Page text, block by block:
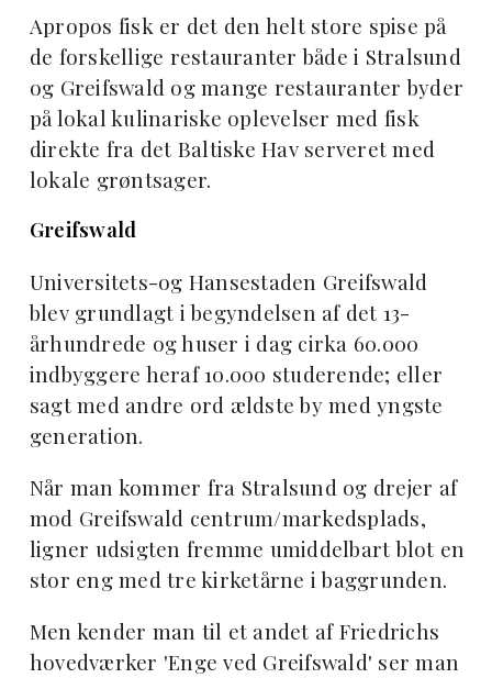
Apropos fisk er det den helt store spise på
de forskellige restauranter både i Stralsund
og Greifswald og mange restauranter byder
på lokal kulinariske oplevelser med fisk
direkte fra det Baltiske Hav serveret med
lokale grøntsager.
Greifswald
Universitets-og Hansestaden Greifswald
blev grundlagt i begyndelsen af det 13-
århundrede og huser i dag cirka 60.000
indbyggere heraf 10.000 studerende; eller
sagt med andre ord ældste by med yngste
generation.
Når man kommer fra Stralsund og drejer af
mod Greifswald centrum/markedsplads,
ligner udsigten fremme umiddelbart blot en
stor eng med tre kirketårne i baggrunden.
Men kender man til et andet af Friedrichs
hovedværker 'Enge ved Greifswald' ser man